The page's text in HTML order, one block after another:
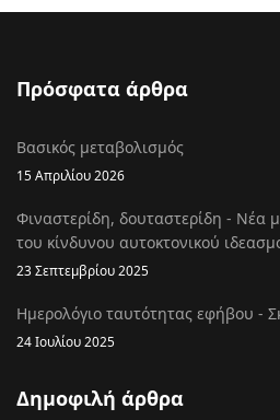
Πρόσφατα άρθρα
Βασικός μεταβολισμός
15 Απριλίου 2026
Φιναστερίδη, δουταστερίδη - Νέα
του κίνδυνου αυτοκτονικού
23 Σεπτεμβρίου 2025
Ημερολόγιο ταυτότητας εφήβου -
24 Ιουλίου 2025
Δημοφιλή άρθρα